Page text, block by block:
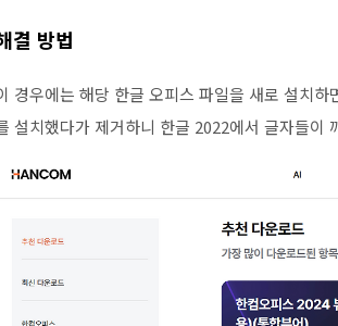
결 방법
경우에는 해당 한글 오피스 파일을 새로 설치
설치했다가 제거하니 한글 2022에서 글자들이